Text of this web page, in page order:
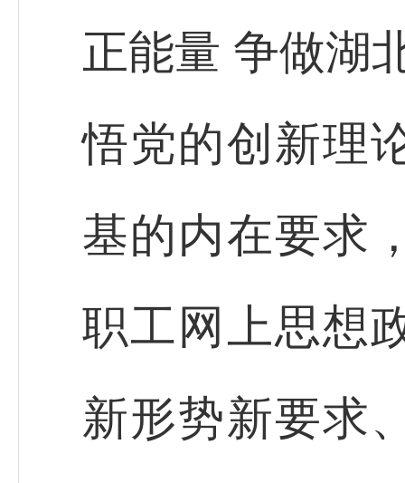
正能量 争做湖
悟党的创新理
基的内在要求
职工网上思想
新形势新要求